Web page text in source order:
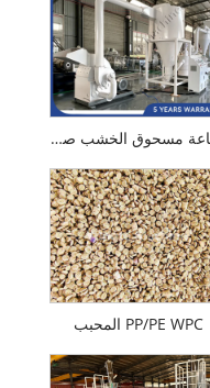
صناعة مسحوق الخشب صنع آلة الطاحونة
PP/PE WPC المحبب